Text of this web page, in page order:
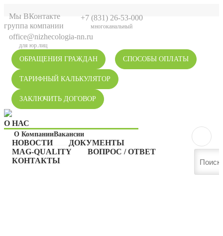
Мы ВКонтакте
группа компании
+7 (831) 26-53-000
многоканальный
office@nizhecologia-nn.ru
для юр.лиц
ОБРАЩЕНИЯ ГРАЖДАН СПОСОБЫ ОПЛАТЫ
ТАРИФНЫЙ КАЛЬКУЛЯТОР
ЗАКЛЮЧИТЬ ДОГОВОР
О НАС
О КомпанииВакансии
НОВОСТИ
ДОКУМЕНТЫ
MAG-QUALITY
ВОПРОС / ОТВЕТ
КОНТАКТЫ